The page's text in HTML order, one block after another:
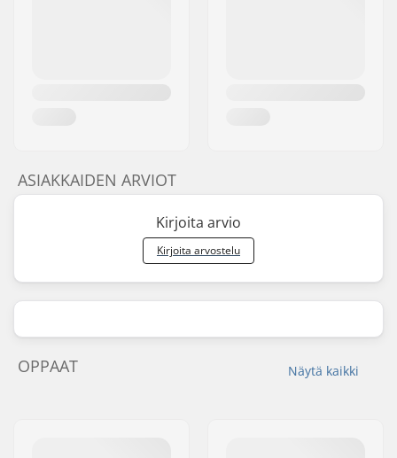
ASIAKKAIDEN ARVIOT
Kirjoita arvio
Kirjoita arvostelu
Näytä kaikki
OPPAAT